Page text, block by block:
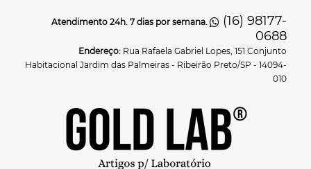
Atendimento 24h. 7 dias por semana.
(16) 98177-
0688
Endereço: Rua Rafaela Gabriel Lopes, 151 Conjunto
Habitacional Jardim das Palmeiras - Ribeirão Preto/SP - 14094-
010